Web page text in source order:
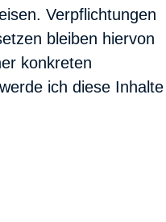
Verpflichtungen
bleiben hiervon
konkreten
ich diese Inhalte